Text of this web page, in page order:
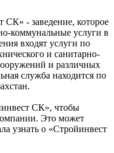
- заведение, которое
коммунальные услуги в
входят услуги по
и санитарно-
и различных
служба находится по
СК», чтобы
Это может
узнать о «Стройинвест